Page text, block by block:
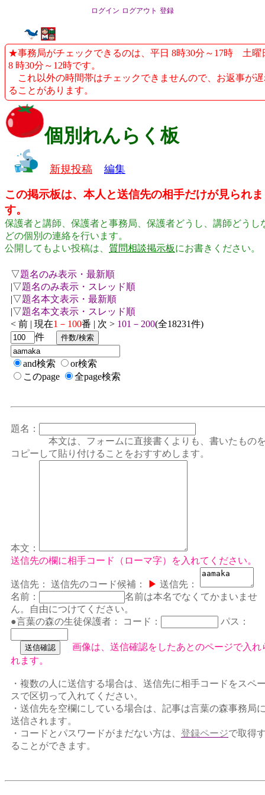
ログイン ログアウト 登録
★事務局がチェックできるのは、平日 8時30分～17時 土曜
8 時30分～12時です。
これ以外の時間帯はチェックできませんので、お返事が
ることがあります。
個別れんらく板
新規投稿 編集
この掲示板は、本人と送信先の相手だけが見られま
す。
保護者と講師、保護者と事務局、保護者どうし、講師どうし
どの個別の連絡を行います。
公開してもよい投稿は、 質問相談掲示板にお書きください。
▽題名のみ表示・最新順
|▽題名のみ表示・スレッド順
|▽題名本文表示・最新順
|▽題名本文表示・スレッド順
< 前 | 現在1－100番 | 次 > 101－200(全18231件)
件
and検索
or検索
このpage
全page検索
題名：
本文は、フォームに直接書くよりも、書いたもの
コピーして貼り付けることをおすすめします。
本文：
送信先の欄に相手コード（ローマ字）を入れてください。
送信先： 送信先のコード候補： ▶ 送信先：
名前：
名前は本名でなくてかまいませ
ん。自由につけてください。
●言葉の森の生徒保護者：
コード： パス：
画像は、送信確認をしたあとのページで入れ
れます。
・複数の人に送信する場合は、送信先に相手コードをスペ
スで区切って入れてください。
・送信先を空欄にしている場合は、記事は言葉の森事務局
送信されます。
・コードとパスワードがまだない方は、 登録ページで取得
ることができます。